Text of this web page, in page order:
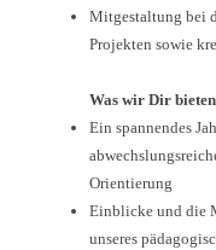
Mitgestaltung bei
Projekten sowie
Was wir Dir
Ein spannendes
Orientierung
Einblicke und die
unseres